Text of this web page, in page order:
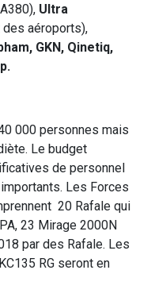
Ultra
aéroports),
GKN, Qinetiq,
000 personnes mais
Le budget
de personnel
Les Forces
20 Rafale qui
23 Mirage 2000N
par des Rafale. Les
RG seront en